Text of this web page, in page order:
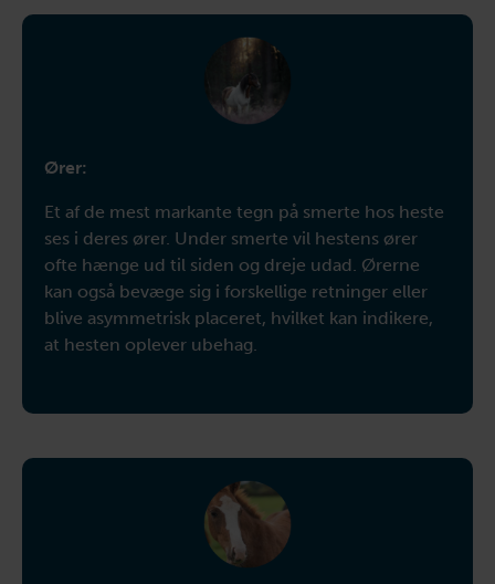
Ører:
Et af de mest markante tegn på smerte hos heste
ses i deres ører. Under smerte vil hestens ører
ofte hænge ud til siden og dreje udad. Ørerne
kan også bevæge sig i forskellige retninger eller
blive asymmetrisk placeret, hvilket kan indikere,
at hesten oplever ubehag.